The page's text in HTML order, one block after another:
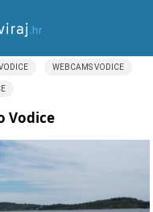
WEBCAMS VODICE
Vodice